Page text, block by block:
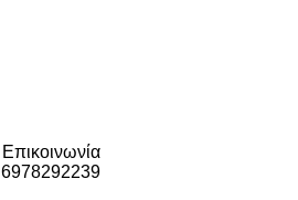
Επικοινωνία
6978292239